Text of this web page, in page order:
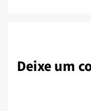
Deixe um